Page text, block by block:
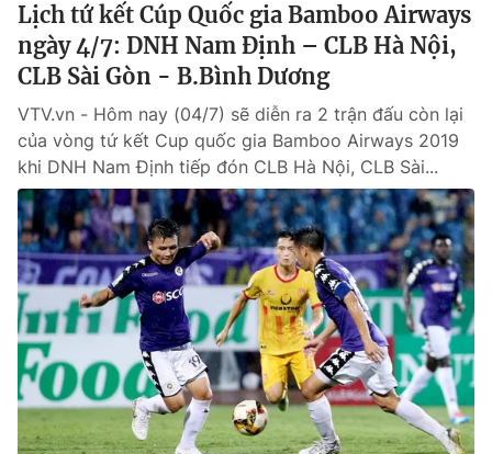
Lịch tứ kết Cúp Quốc gia Bamboo Airways
ngày 4/7: DNH Nam Định – CLB Hà Nội,
CLB Sài Gòn - B.Bình Dương
VTV.vn - Hôm nay (04/7) sẽ diễn ra 2 trận đấu còn lại
của vòng tứ kết Cup quốc gia Bamboo Airways 2019
khi DNH Nam Định tiếp đón CLB Hà Nội, CLB Sài...